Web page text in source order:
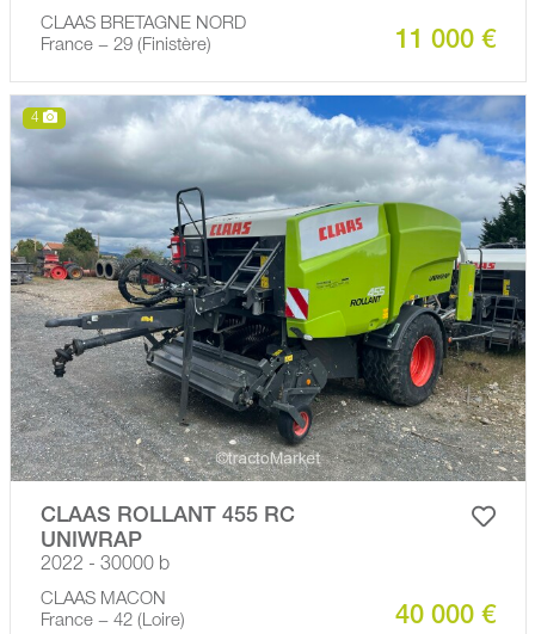
CLAAS BRETAGNE NORD
France − 29 (Finistère)
11 000 €
4
CLAAS ROLLANT 455 RC
UNIWRAP
2022 - 30000 b
CLAAS MACON
France − 42 (Loire)
40 000 €